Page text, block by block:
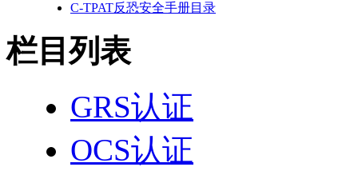
C-TPAT反恐安全手册目录
栏目列表
GRS认证
OCS认证